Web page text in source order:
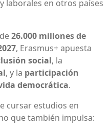
laborales en otros países
26.000 millones de
, Erasmus+ apuesta
social, la
, y la participación
democrática.
cursar estudios en
que también impulsa: